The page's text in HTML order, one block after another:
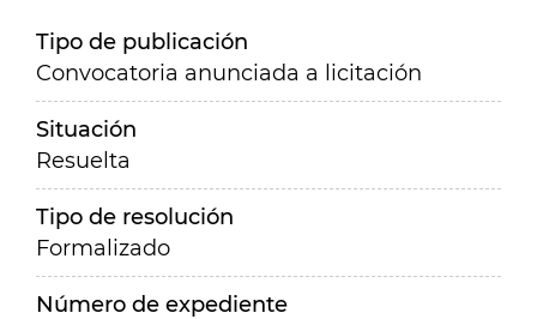
Tipo de publicación
Convocatoria anunciada a licitación
Situación
Resuelta
Tipo de resolución
Formalizado
Número de expediente